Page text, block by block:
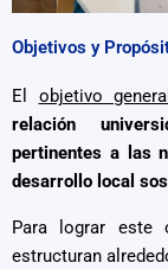
Objetivos y
El objetivo general
relación
pertinentes a las
desarrollo local
Para lograr este
estructuran